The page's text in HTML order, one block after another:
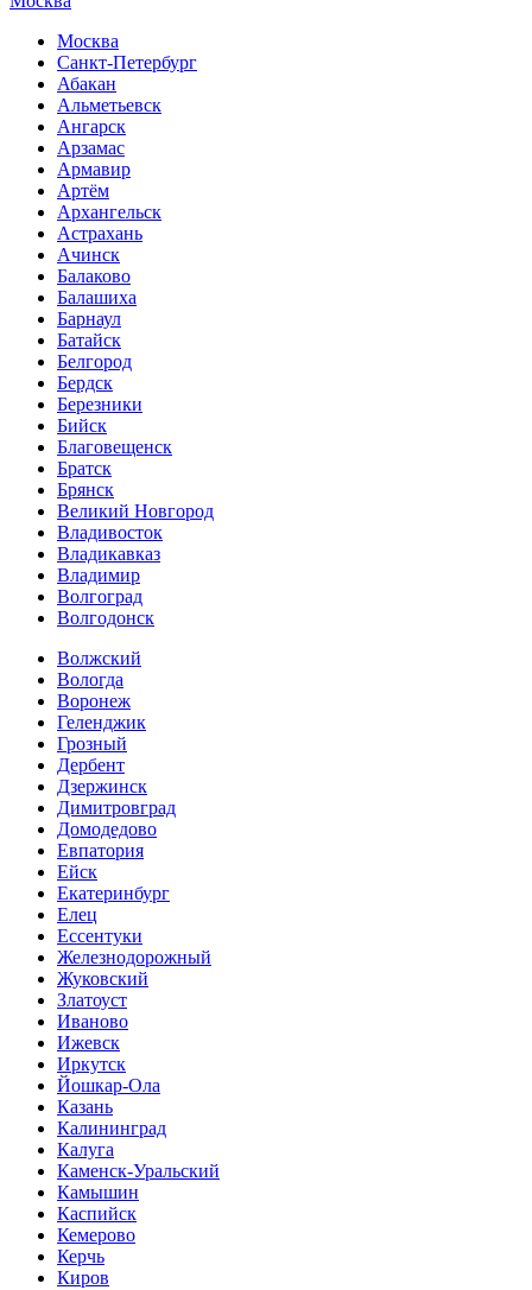
Москва
Санкт-Петербург
Абакан
Альметьевск
Ангарск
Арзамас
Армавир
Артём
Архангельск
Астрахань
Ачинск
Балаково
Балашиха
Барнаул
Батайск
Белгород
Бердск
Березники
Бийск
Благовещенск
Братск
Брянск
Великий Новгород
Владивосток
Владикавказ
Владимир
Волгоград
Волгодонск
Волжский
Вологда
Воронеж
Геленджик
Грозный
Дербент
Дзержинск
Димитровград
Домодедово
Евпатория
Ейск
Екатеринбург
Елец
Ессентуки
Железнодорожный
Жуковский
Златоуст
Иваново
Ижевск
Иркутск
Йошкар-Ола
Казань
Калининград
Калуга
Каменск-Уральский
Камышин
Каспийск
Кемерово
Керчь
Киров